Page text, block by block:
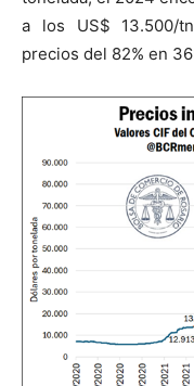
a los US$ 13.500/
precios del 82% en